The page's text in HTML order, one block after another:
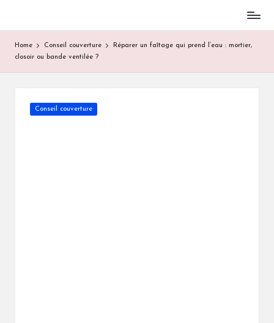
content
Home Conseil couverture
Réparer un faîtage qui prend l’eau : mortier,
closoir ou bande ventilée ?
Posted
Conseil couverture